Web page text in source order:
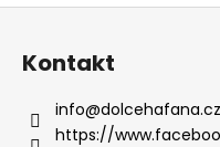
Z
Kontakt
info@dolcehafana.cz
https://